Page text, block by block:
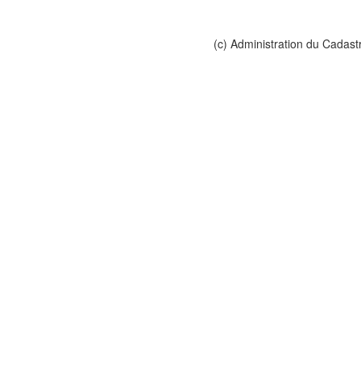
(c) Administration du